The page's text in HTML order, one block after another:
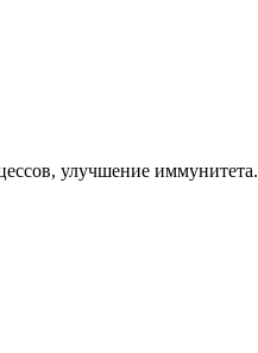
улучшение иммунитета.